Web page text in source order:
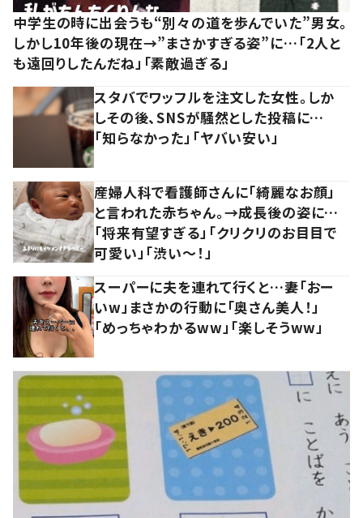
中学生の時に出会うも“別々の道を歩んでいた”男女。
しかし10年後の現在→”まさかすぎる姿”に…「2人と
も遠回りしたんだね」「素敵過ぎる」
スタバでワッフルを注文した女性。しか
しその後、SNSが騒然とした投稿に…
「知らなかった」「ヤバい安い」
産婦人科で看護師さんに「綺麗なお顔」
と言われた赤ちゃん。→成長後の姿に…
「将来有望すぎる」「クリクリのお目目で
可愛い」「渋い～！」
スーパーに夫を連れて行くと…妻「おー
いw」まさかの行動に「奥さん美人！」
「めっちゃわかるww」「楽しそうww」